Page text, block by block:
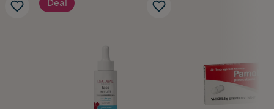
Deal